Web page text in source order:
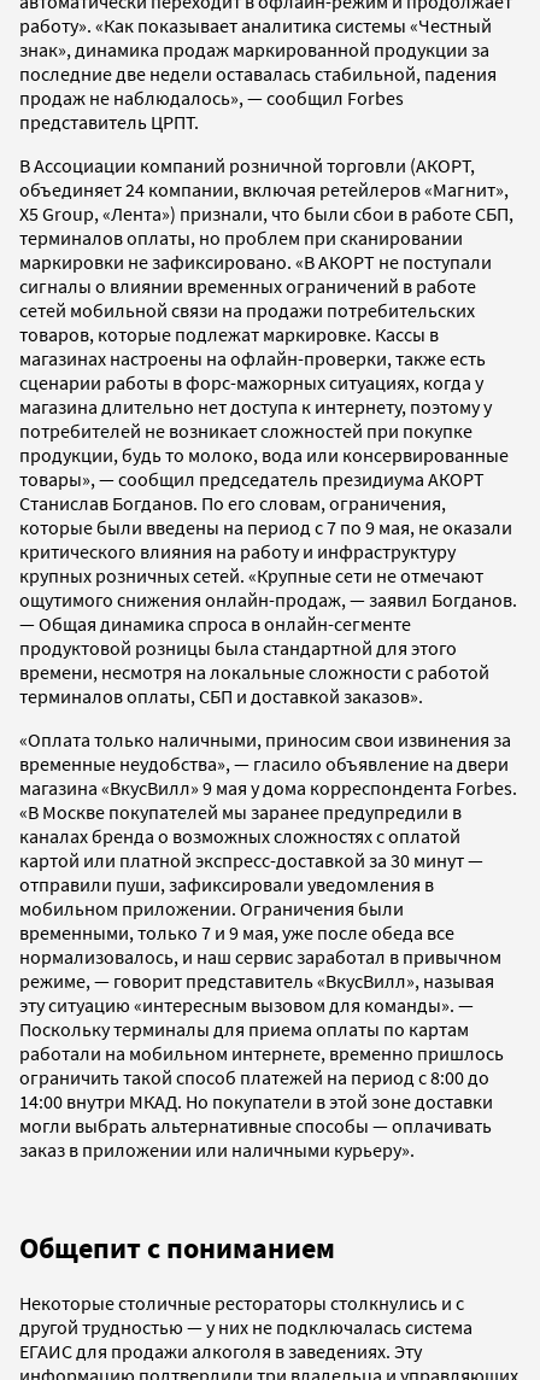
работу». «Как показывает аналитика системы «Честный
знак», динамика продаж маркированной продукции за
последние две недели оставалась стабильной, падения
продаж не наблюдалось», — сообщил Forbes
представитель ЦРПТ.
В Ассоциации компаний розничной торговли (АКОРТ,
объединяет 24 компании, включая ретейлеров «Магнит»,
X5 Group, «Лента») признали, что были сбои в работе СБП,
терминалов оплаты, но проблем при сканировании
маркировки не зафиксировано. «В АКОРТ не поступали
сигналы о влиянии временных ограничений в работе
сетей мобильной связи на продажи потребительских
товаров, которые подлежат маркировке. Кассы в
магазинах настроены на офлайн-проверки, также есть
сценарии работы в форс-мажорных ситуациях, когда у
магазина длительно нет доступа к интернету, поэтому у
потребителей не возникает сложностей при покупке
продукции, будь то молоко, вода или консервированные
товары», — сообщил председатель президиума АКОРТ
Станислав Богданов. По его словам, ограничения,
которые были введены на период с 7 по 9 мая, не оказали
критического влияния на работу и инфраструктуру
крупных розничных сетей. «Крупные сети не отмечают
ощутимого снижения онлайн-продаж, — заявил Богданов.
— Общая динамика спроса в онлайн-сегменте
продуктовой розницы была стандартной для этого
времени, несмотря на локальные сложности с работой
терминалов оплаты, СБП и доставкой заказов».
«Оплата только наличными, приносим свои извинения за
временные неудобства», — гласило объявление на двери
магазина «ВкусВилл» 9 мая у дома корреспондента Forbes.
«В Москве покупателей мы заранее предупредили в
каналах бренда о возможных сложностях с оплатой
картой или платной экспресс-доставкой за 30 минут —
отправили пуши, зафиксировали уведомления в
мобильном приложении. Ограничения были
временными, только 7 и 9 мая, уже после обеда все
нормализовалось, и наш сервис заработал в привычном
режиме, — говорит представитель «ВкусВилл», называя
эту ситуацию «интересным вызовом для команды». —
Поскольку терминалы для приема оплаты по картам
работали на мобильном интернете, временно пришлось
ограничить такой способ платежей на период с 8:00 до
14:00 внутри МКАД. Но покупатели в этой зоне доставки
могли выбрать альтернативные способы — оплачивать
заказ в приложении или наличными курьеру».
Общепит с пониманием
Некоторые столичные рестораторы столкнулись и с
другой трудностью — у них не подключалась система
ЕГАИС для продажи алкоголя в заведениях. Эту